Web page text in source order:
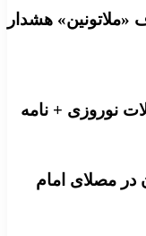
هشدار
نوروزی + نامه
در مصلای امام